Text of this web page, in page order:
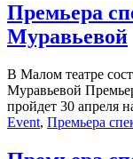
Премьера
Муравьевой
В Малом театре
Муравьевой
пройдет 30 апреля
Event, Премьера